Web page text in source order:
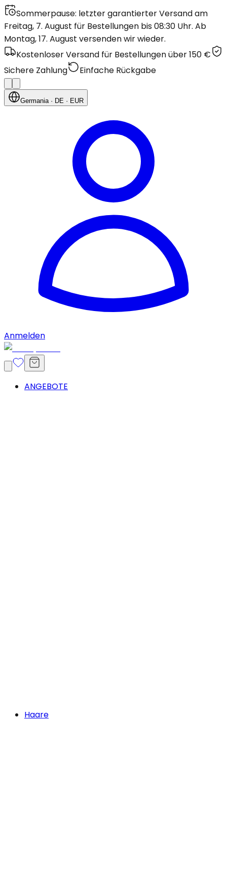
Sommerpause: letzter garantierter Versand am
Freitag, 7. August für Bestellungen bis 08:30 Uhr. Ab
Montag, 17. August versenden wir wieder.
Kostenloser Versand für Bestellungen über 150 €
Sichere Zahlung
Einfache Rückgabe
Germania· DE · EUR
Anmelden
ANGEBOTE
Haare